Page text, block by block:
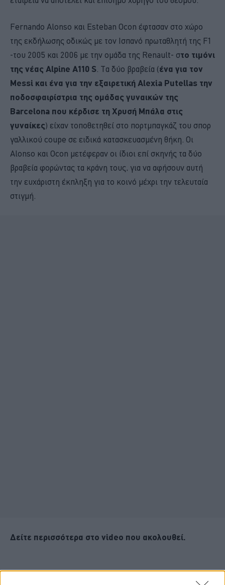
Fernando Alonso και Esteban Ocon έφτασαν στο χώρο
της εκδήλωσης οδικώς με τον Ισπανό πρωταθλητή της F1
-του 2005 και 2006 με την ομάδα της Renault- στο τιμόνι
της νέας Alpine A110 S . Τα δύο βραβεία (ένα για τον
Messi και ένα για την εξαιρετική Alexia Putellas την
ποδοσφαιρίστρια της ομάδας γυναικών της
Barcelona που κέρδισε τη Χρυσή Μπάλα στις
γυναίκες) είχαν τοποθετηθεί στο πορτμπαγκάζ του σπορ
γαλλικού coupe σε ειδικά κατασκευασμένη θήκη. Οι
Alonso και Ocon μετέφεραν οι ίδιοι επί σκηνής τα δύο
βραβεία φορώντας τα κράνη τους, για να αφήσουν αυτή
την ευχάριστη έκπληξη για το κοινό μέχρι την τελευταία
στιγμή.
Δείτε περισσότερα στο video που ακολουθεί.